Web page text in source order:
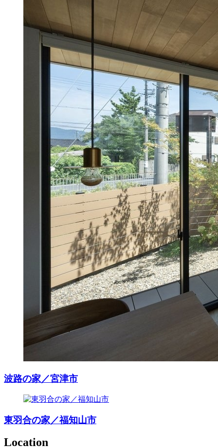
波路の家／宮津市
東羽合の家／福知山市
Location